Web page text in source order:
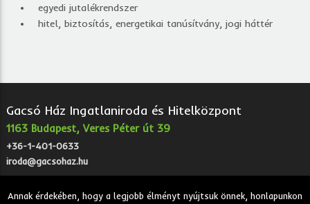
Annak érdekében, hogy a legjobb élményt nyújtsuk önnek, honlapunkon
• egyedi jutalékrendszer
• hitel, biztosítás, energetikai tanúsítvány, jogi háttér
Gacsó Ház Ingatlaniroda és Hitelközpont
1163 Budapest, Veres Péter út 39
+36-1-401-0633
iroda@gacsohaz.hu